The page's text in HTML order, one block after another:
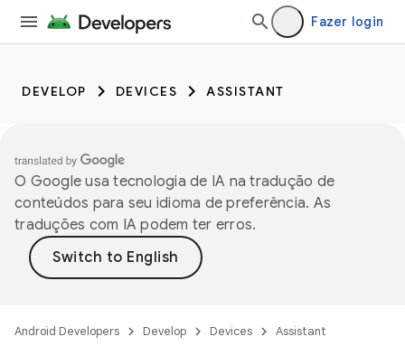
Fazer login
DEVELOP DEVICES ASSISTANT
O Google usa tecnologia de IA na tradução de
conteúdos para seu idioma de preferência. As
traduções com IA podem ter erros.
Android Developers Develop Devices Assistant